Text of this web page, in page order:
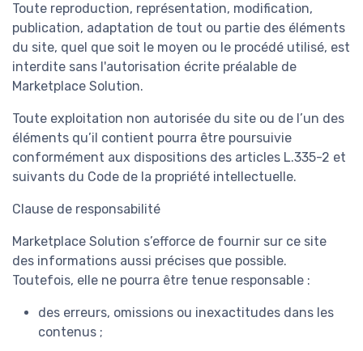
Toute reproduction, représentation, modification,
publication, adaptation de tout ou partie des éléments
du site, quel que soit le moyen ou le procédé utilisé, est
interdite sans l'autorisation écrite préalable de
Marketplace Solution.
Toute exploitation non autorisée du site ou de l’un des
éléments qu’il contient pourra être poursuivie
conformément aux dispositions des articles L.335-2 et
suivants du Code de la propriété intellectuelle.
Clause de responsabilité
Marketplace Solution s’efforce de fournir sur ce site
des informations aussi précises que possible.
Toutefois, elle ne pourra être tenue responsable :
des erreurs, omissions ou inexactitudes dans les
contenus ;